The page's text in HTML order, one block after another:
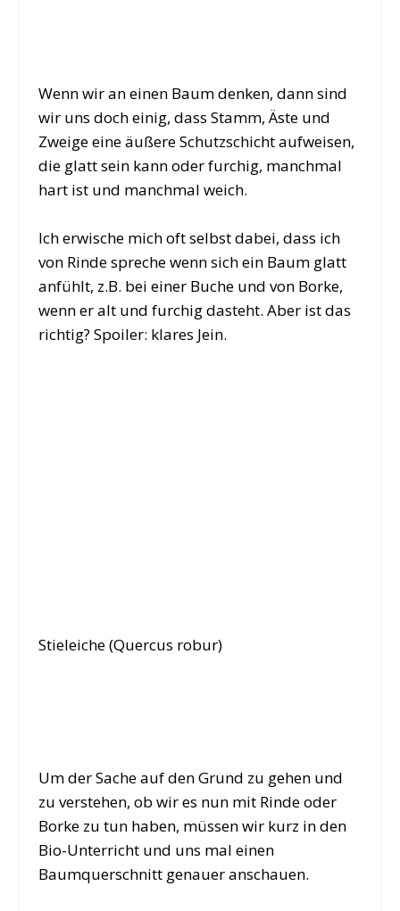
Wenn wir an einen Baum denken, dann sind
wir uns doch einig, dass Stamm, Äste und
Zweige eine äußere Schutzschicht aufweisen,
die glatt sein kann oder furchig, manchmal
hart ist und manchmal weich.
Ich erwische mich oft selbst dabei, dass ich
von Rinde spreche wenn sich ein Baum glatt
anfühlt, z.B. bei einer Buche und von Borke,
wenn er alt und furchig dasteht. Aber ist das
richtig? Spoiler: klares Jein.
Stieleiche (Quercus robur)
Um der Sache auf den Grund zu gehen und
zu verstehen, ob wir es nun mit Rinde oder
Borke zu tun haben, müssen wir kurz in den
Bio-Unterricht und uns mal einen
Baumquerschnitt genauer anschauen.